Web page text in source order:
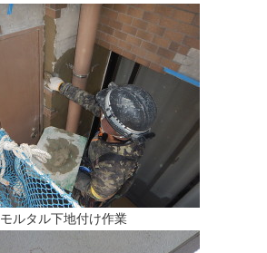
モルタル下地付け作業